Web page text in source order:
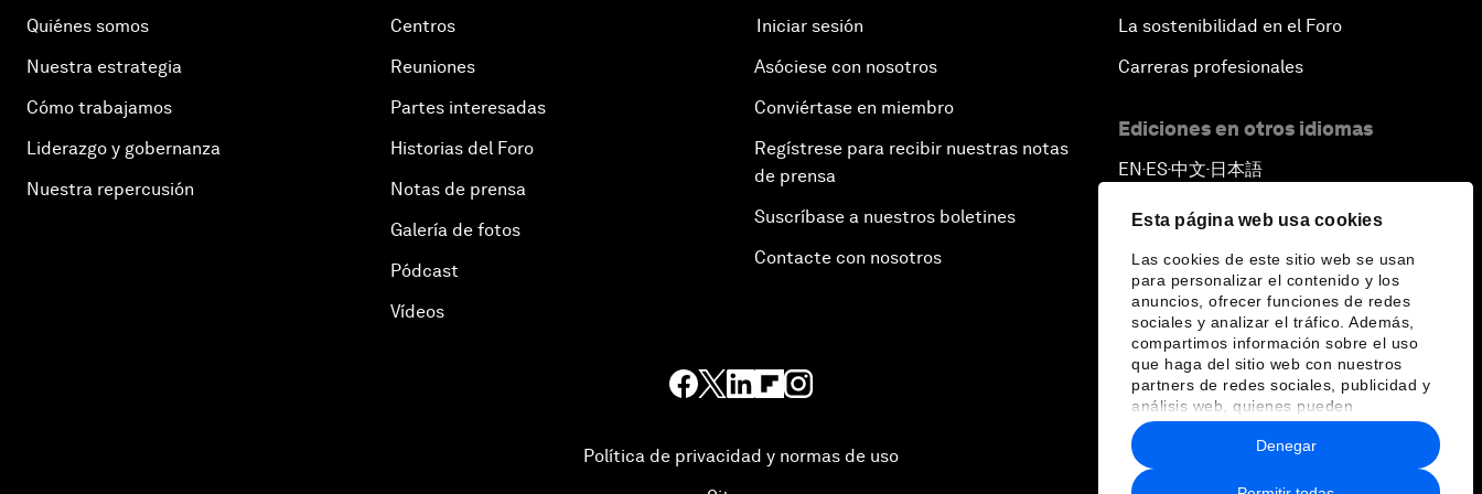
Esta página web usa cookies
Las cookies de este sitio web se usan
para personalizar el contenido y los
anuncios, ofrecer funciones de redes
sociales y analizar el tráfico. Además,
compartimos información sobre el uso
que haga del sitio web con nuestros
partners de redes sociales, publicidad y
análisis web, quienes pueden
combinarla con otra información que les
haya proporcionado o que hayan
recopilado a partir del uso que haya
hecho de sus servicios.
Denegar
Quiénes somos
Nuestra estrategia
Cómo trabajamos
Liderazgo y gobernanza
Nuestra repercusión
Centros
Reuniones
Partes interesadas
Historias del Foro
Notas de prensa
Galería de fotos
Pódcast
Vídeos
Iniciar sesión
Asóciese con nosotros
Conviértase en miembro
Regístrese para recibir nuestras notas
de prensa
Suscríbase a nuestros boletines
Contacte con nosotros
La sostenibilidad en el Foro
Carreras profesionales
Ediciones en otros idiomas
EN ▪ ES▪中文▪ 日本語
Política de privacidad y normas de uso